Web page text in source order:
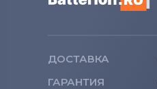
ДОСТАВКА
ГАРАНТИЯ